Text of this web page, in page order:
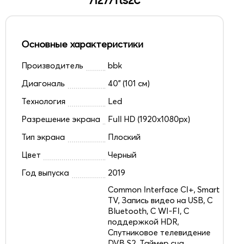
Основные характеристики
Производитель
bbk
Диагональ
40" (101 см)
Технология
Led
Разрешение экрана
Full HD (1920x1080px)
Тип экрана
Плоский
Цвет
Черный
Год выпуска
2019
Common Interface CI+, Smart
TV, Запись видео на USB, С
Bluetooth, С WI-FI, С
поддержкой HDR,
Спутниковое телевидение